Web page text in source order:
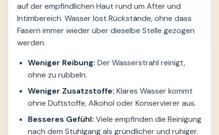
auf der empfindlichen Haut rund um After und
Intimbereich. Wasser löst Rückstände, ohne dass
Fasern immer wieder über dieselbe Stelle gezogen
werden.
Weniger Reibung: Der Wasserstrahl reinigt,
ohne zu rubbeln.
Weniger Zusatzstoffe: Klares Wasser kommt
ohne Duftstoffe, Alkohol oder Konservierer aus.
Besseres Gefühl: Viele empfinden die Reinigung
nach dem Stuhlgang als gründlicher und ruhiger.